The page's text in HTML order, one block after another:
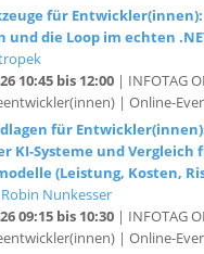
10:45 bis 12:00| INFOTAG
| Online-
für
KI-Systeme und Vergleich
(Leistung, Kosten,
Nunkesser
09:15 bis 10:30| INFOTAG
| Online-
"KI für
Werkzeuge, Agenten,